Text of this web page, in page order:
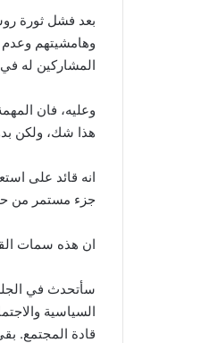
بعد فشل ثورة
وهامشيتهم وعدم
المشاركين له
وعليه، فان
هذا شك، ولكن
انه قائد على
جزء مستمر من
ان هذه سمات
سأتحدث في
السياسية
قادة المجتمع.